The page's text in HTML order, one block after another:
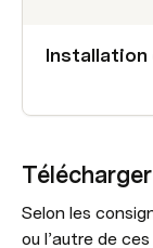
Installation
Selon les
ou l’autre de